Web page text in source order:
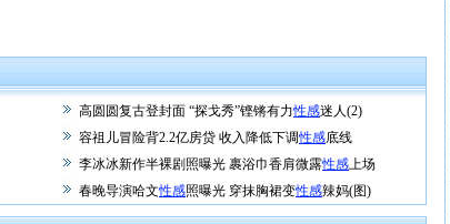
高圆圆复古登封面 “探戈秀”铿锵有力性感迷人(2)
容祖儿冒险背2.2亿房贷 收入降低下调性感底线
李冰冰新作半裸剧照曝光 裹浴巾香肩微露性感上场
春晚导演哈文性感照曝光 穿抹胸裙变性感辣妈(图)